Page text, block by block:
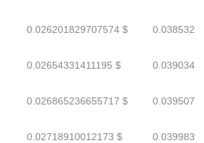
0.026201829707574 $
0.02654331411195 $
0.026865236655717 $
0.02718910012173 $